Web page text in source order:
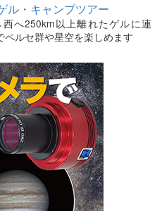
ル・キャンプツアー
へ250km以上離れたゲルに連
ペルセ群や星空を楽しめます